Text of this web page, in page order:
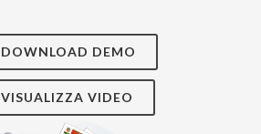
DOWNLOAD DEMO
VISUALIZZA VIDEO